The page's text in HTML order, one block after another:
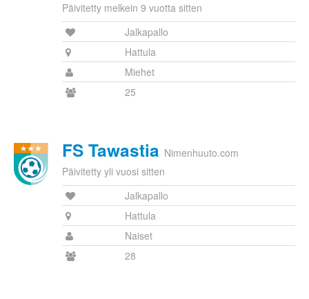
Päivitetty melkein 9 vuotta sitten
Jalkapallo
Hattula
Miehet
25
FS Tawastia Nimenhuuto.com
Päivitetty yli vuosi sitten
Jalkapallo
Hattula
Naiset
28